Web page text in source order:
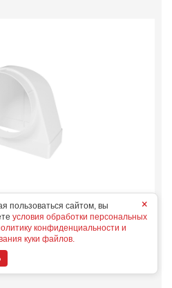
особенности
опции
×
пользоваться сайтом, вы
условия обработки персональных
конфиденциальности и
куки файлов.